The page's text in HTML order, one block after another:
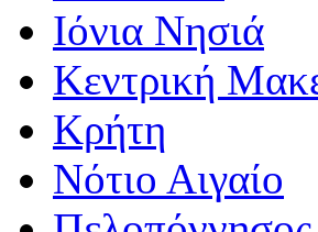
Ιόνια Νησιά
Κεντρική
Κρήτη
Νότιο Αιγαίο